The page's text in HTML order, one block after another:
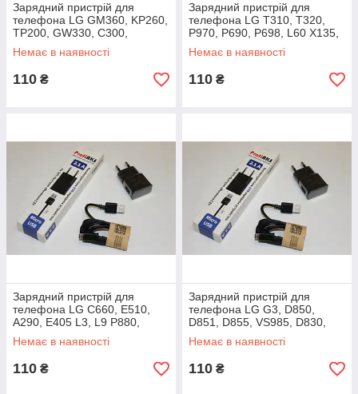
Зарядний пристрій для
телефона LG GM360, KP260,
TP200, GW330, C300,
GU200, A133м, LX290,
LX370, MT375
Немає в наявності
110 ₴
Зарядний пристрій для
телефона LG T310, T320,
P970, P690, P698, L60 X135,
L3, L5, E400, E615, E730,
C660
Немає в наявності
110 ₴
Зарядний пристрій для
телефона LG C660, E510,
A290, E405 L3, L9 P880,
P760, P765, P768, G3, D850,
D851, D855
Немає в наявності
110 ₴
Зарядний пристрій для
телефона LG G3, D850,
D851, D855, VS985, D830,
D853, D858, F400, F400L,
F400S
Немає в наявності
110 ₴